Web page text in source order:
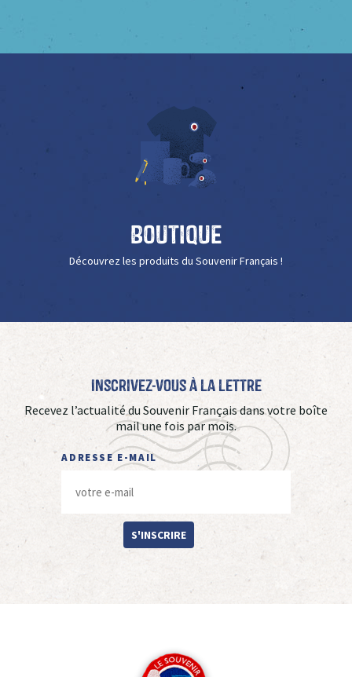
Boutique
Découvrez les produits du Souvenir Français !
Inscrivez-vous à La Lettre
Recevez l’actualité du Souvenir Français dans votre boîte
mail une fois par mois.
ADRESSE E-MAIL
S'INSCRIRE